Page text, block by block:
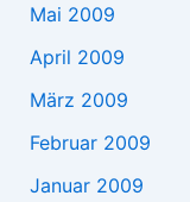
Mai 2009
April 2009
März 2009
Februar 2009
Januar 2009